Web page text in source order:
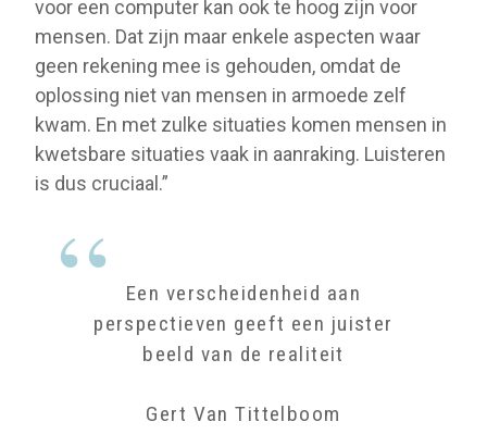
voor een computer kan ook te hoog zijn voor
mensen. Dat zijn maar enkele aspecten waar
geen rekening mee is gehouden, omdat de
oplossing niet van mensen in armoede zelf
kwam. En met zulke situaties komen mensen in
kwetsbare situaties vaak in aanraking. Luisteren
is dus cruciaal.”
Een verscheidenheid aan
perspectieven geeft een juister
beeld van de realiteit
Gert Van Tittelboom